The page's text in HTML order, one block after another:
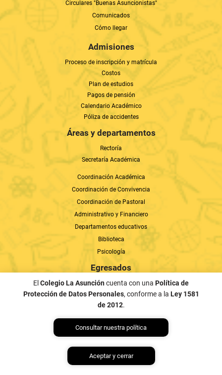
Circulares "Buenas Asuncionistas"
Comunicados
Cómo llegar
Admisiones
Proceso de inscripción y matrícula
Costos
Plan de estudios
Pagos de pensión
Calendario Académico
Póliza de accidentes
Áreas y departamentos
Rectoría
Secretaría Académica
Coordinación Académica
Coordinación de Convivencia
Coordinación de Pastoral
Administrativo y Financiero
Departamentos educativos
Biblioteca
Psicología
Egresados
Actualización de datos
Anuarios
Líneas de Atención
Trabaja con nosotros
El Colegio La Asuncióncuenta con una Política de
Protección de Datos Personales, conforme a la Ley 1581
de 2012.
Consultar nuestra política
Aceptar y cerrar